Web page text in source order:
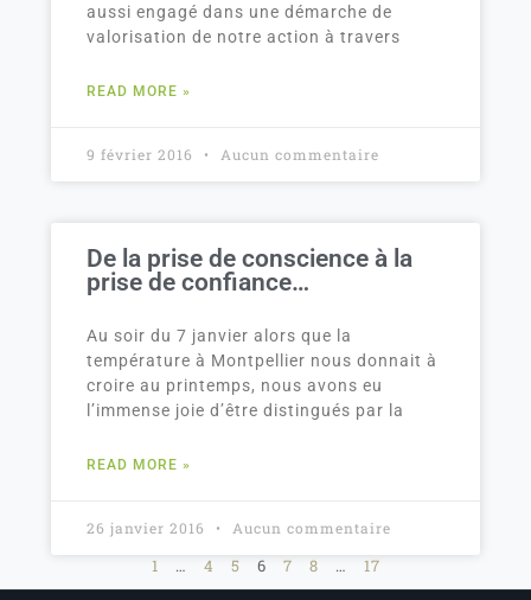
aussi engagé dans une démarche de
valorisation de notre action à travers
READ MORE »
9 février 2016 Aucun commentaire
De la prise de conscience à la
prise de confiance…
Au soir du 7 janvier alors que la
température à Montpellier nous donnait à
croire au printemps, nous avons eu
l’immense joie d’être distingués par la
READ MORE »
26 janvier 2016 Aucun commentaire
1 … 4 5 6 7 8 … 17